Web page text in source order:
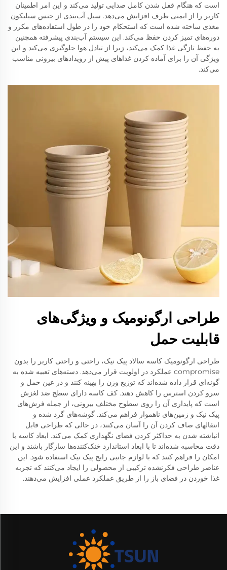
است که هنگام قفل شدن کامل صدایی تولید می‌کند و این امر اطمینان
کاربر را از ایمنی ظرف افزایش می‌دهد. سیل آب‌بندی از جنس سیلیکون
مغذی ساخته شده است که استحکام خود را در طول استفاده‌های مکرر و
دوره‌های تمیز کردن حفظ می‌کند. این سیستم آب‌بندی پیشرفته همچنین
به حفظ تازگی غذا کمک می‌کند، زیرا از تبادل هوا جلوگیری می‌کند و این
ویژگی آن را برای آماده کردن غذاهای پیش از رویدادهای بیرونی مناسب
می‌کند.
طراحی ارگونومیک و ویژگی‌های
قابلیت حمل
طراحی ارگونومیک کاسه سالاد پیک نیک، راحتی و راحتی کاربر را بدون
compromise عملکرد در اولویت قرار می‌دهد. دسته‌های تعبیه شده به
گونه‌ای قرار داده شده‌اند که توزیع وزن را بهینه کنند و در عین حمل و
سرو کردن استرس را کاهش دهند. کف کاسه دارای سطح ضد لغزش
است که پایداری آن را روی سطوح مختلف بیرونی، از جمله فرش‌های
پیک نیک و زمین‌های ناهموار فراهم می‌کند. گوشه‌های گرد شده و
انتقالهای صاف کردن آن را آسان می‌کنند، در حالی که طراحی قابل
انباشته شدن به حداکثر کردن فضای نگهداری کمک می‌کند. ابعاد کاسه با
دقت محاسبه شده‌اند تا با ابعاد استاندارد خنک‌کننده‌ها سازگار باشند و این
امکان را فراهم کنند که با لوازم جانبی رایج پیک نیک استفاده شود. این
عناصر طراحی فکرنشده ترکیبی از محصولی را ایجاد می‌کنند که تجربه
غذا خوردن در فضای باز را از طریق عملکرد عملی افزایش می‌دهند.